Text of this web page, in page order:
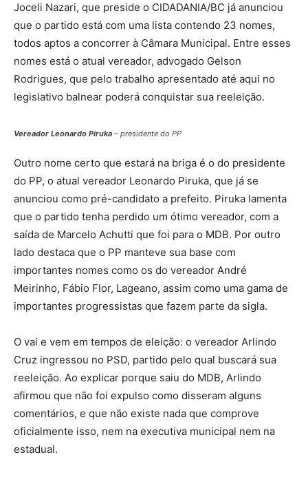
Joceli Nazari, que preside o CIDADANIA/BC já anunciou
que o partido está com uma lista contendo 23 nomes,
todos aptos a concorrer à Câmara Municipal. Entre esses
nomes está o atual vereador, advogado Gelson
Rodrigues, que pelo trabalho apresentado até aqui no
legislativo balnear poderá conquistar sua reeleição.
Vereador Leonardo Piruka – presidente do PP
Outro nome certo que estará na briga é o do presidente
do PP, o atual vereador Leonardo Piruka, que já se
anunciou como pré-candidato a prefeito. Piruka lamenta
que o partido tenha perdido um ótimo vereador, com a
saída de Marcelo Achutti que foi para o MDB. Por outro
lado destaca que o PP manteve sua base com
importantes nomes como os do vereador André
Meirinho, Fábio Flor, Lageano, assim como uma gama de
importantes progressistas que fazem parte da sigla.
O vai e vem em tempos de eleição: o vereador Arlindo
Cruz ingressou no PSD, partido pelo qual buscará sua
reeleição. Ao explicar porque saiu do MDB, Arlindo
afirmou que não foi expulso como disseram alguns
comentários, e que não existe nada que comprove
oficialmente isso, nem na executiva municipal nem na
estadual.